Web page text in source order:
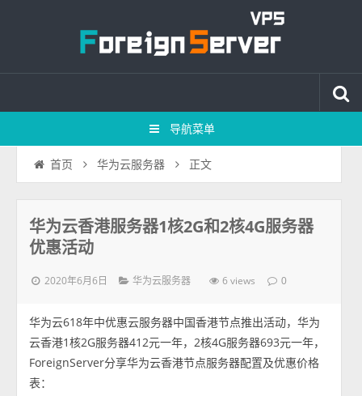
导航菜单
首页 华为云服务器 正文
华为云香港服务器1核2G和2核4G服务器
优惠活动
2020年6月6日 华为云服务器 6 views 0
华为云618年中优惠云服务器中国香港节点推出活动，华为
云香港1核2G服务器412元一年，2核4G服务器693元一年，
ForeignServer分享华为云香港节点服务器配置及优惠价格
表：